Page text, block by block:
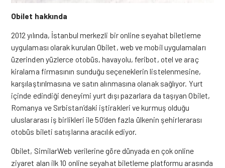
Obilet hakkında
2012 yılında, İstanbul merkezli bir online seyahat biletleme
uygulaması olarak kurulan Obilet, web ve mobil uygulamaları
üzerinden yüzlerce otobüs, havayolu, feribot, otel ve araç
kiralama firmasının sunduğu seçeneklerin listelenmesine,
karşılaştırılmasına ve satın alınmasına olanak sağlıyor. Yurt
içinde edindiği deneyimi yurt dışı pazarlara da taşıyan Obilet,
Romanya ve Sırbistan’daki iştirakleri ve kurmuş olduğu
uluslararası iş birlikleri ile 50’den fazla ülkenin şehirlerarası
otobüs bileti satışlarına aracılık ediyor.
Obilet, SimilarWeb verilerine göre dünyada en çok online
ziyaret alan ilk 10 online seyahat biletleme platformu arasında